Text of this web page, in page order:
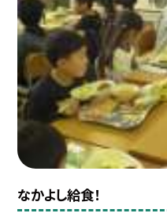
なかよし給食！